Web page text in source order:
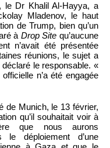
le Dr Khalil Al-Hayya, a
Mladenov, le haut
de Trump, bien qu’un
à Drop Site qu’aucune
n’avait été présentée
réunions, le sujet a
le responsable. «
n’a été engagée
de Munich, le 13 février,
qu’il souhaitait voir à
que nous aurons
le déploiement d’une